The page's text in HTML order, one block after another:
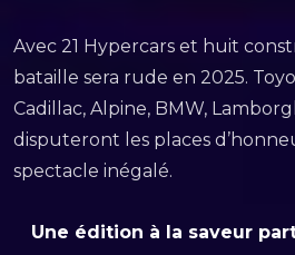
Avec 21 Hypercars et huit
bataille sera rude en 2025.
Cadillac, Alpine, BMW,
disputeront les places
spectacle inégalé.
Une édition à la saveur